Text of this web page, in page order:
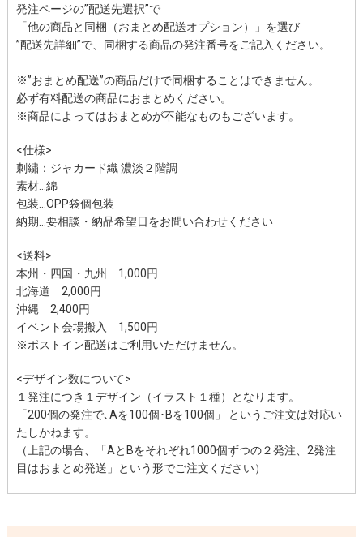
発注ページの”配送先選択”で
「他の商品と同梱（おまとめ配送オプション）」を選び
”配送先詳細”で、同梱する商品の発注番号をご記入ください。
※”おまとめ配送”の商品だけで同梱することはできません。
必ず有料配送の商品におまとめください。
※商品によってはおまとめが不能なものもございます。
<仕様>
刺繍：ジャカード織 濃淡２階調
素材…綿
包装…OPP袋個包装
納期…要相談・納品希望日をお問い合わせください
<送料>
本州・四国・九州 1,000円
北海道 2,000円
沖縄 2,400円
イベント会場搬入 1,500円
※ポストイン配送はご利用いただけません。
<デザイン数について>
１発注につき１デザイン（イラスト１種）となります。
「200個の発注で､Aを100個･Bを100個」 というご注文は対応い
たしかねます。
（上記の場合、「AとBをそれぞれ1000個ずつの２発注、2発注
目はおまとめ発送」という形でご注文ください）